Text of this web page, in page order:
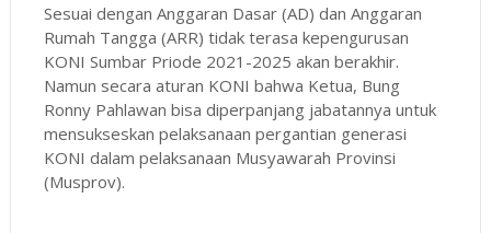
Sesuai dengan Anggaran Dasar (AD) dan Anggaran
Rumah Tangga (ARR) tidak terasa kepengurusan
KONI Sumbar Priode 2021-2025 akan berakhir.
Namun secara aturan KONI bahwa Ketua, Bung
Ronny Pahlawan bisa diperpanjang jabatannya untuk
mensukseskan pelaksanaan pergantian generasi
KONI dalam pelaksanaan Musyawarah Provinsi
(Musprov).